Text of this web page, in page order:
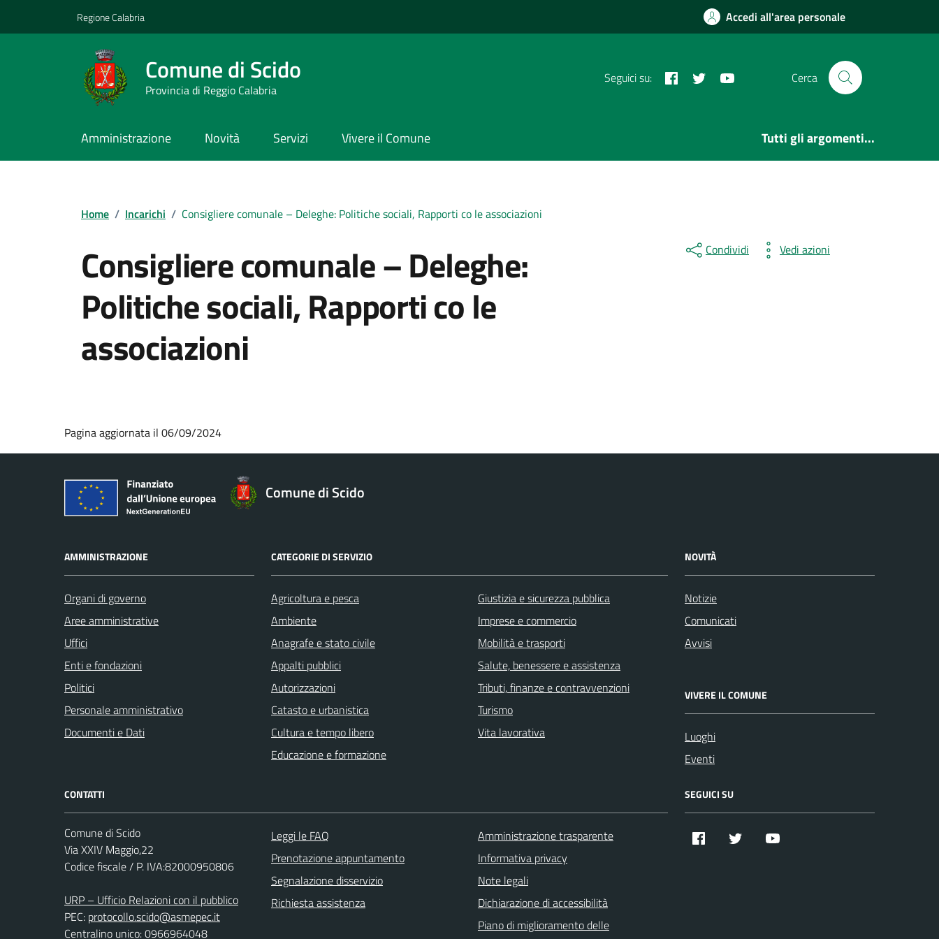
Regione Calabria Accedi all'area personale
Comune di Scido
Provincia di Reggio Calabria
Seguici su: FacebookTwitter Cerca
Amministrazione Novità Servizi Vivere il Comune Tutti gli argomenti...
Home / Incarichi / Consigliere comunale – Deleghe: Politiche sociali, Rapporti co le associazioni
Consigliere comunale – Deleghe:
Politiche sociali, Rapporti co le
associazioni
Condividi Vedi azioni
Pagina aggiornata il 06/09/2024
Comune di Scido
AMMINISTRAZIONE
Organi di governo
Aree amministrative
Uffici
Enti e fondazioni
Politici
Personale amministrativo
Documenti e Dati
CATEGORIE DI SERVIZIO
Agricoltura e pesca
Ambiente
Anagrafe e stato civile
Appalti pubblici
Autorizzazioni
Catasto e urbanistica
Cultura e tempo libero
Educazione e formazione
Giustizia e sicurezza pubblica
Imprese e commercio
Mobilità e trasporti
Salute, benessere e assistenza
Tributi, finanze e contravvenzioni
Turismo
Vita lavorativa
NOVITÀ
Notizie
Comunicati
Avvisi
VIVERE IL COMUNE
Luoghi
Eventi
CONTATTI
Comune di Scido
Via XXIV Maggio,22
Codice fiscale / P. IVA:82000950806
URP – Ufficio Relazioni con il pubblico
PEC: protocollo.scido@asmepec.it
Centralino unico: 0966964048
Leggi le FAQ
Prenotazione appuntamento
Segnalazione disservizio
Richiesta assistenza
Amministrazione trasparente
Informativa privacy
Note legali
Dichiarazione di accessibilità
Piano di miglioramento delle
SEGUICI SU
Facebook Twitter